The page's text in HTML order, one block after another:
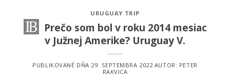
URUGUAY TRIP
Prečo som bol v roku 2014 mesiac
v Južnej Amerike? Uruguay V.
PUBLIKOVANÉ DŇA 29. SEPTEMBRA 2022 AUTOR: PETER
RAKVICA